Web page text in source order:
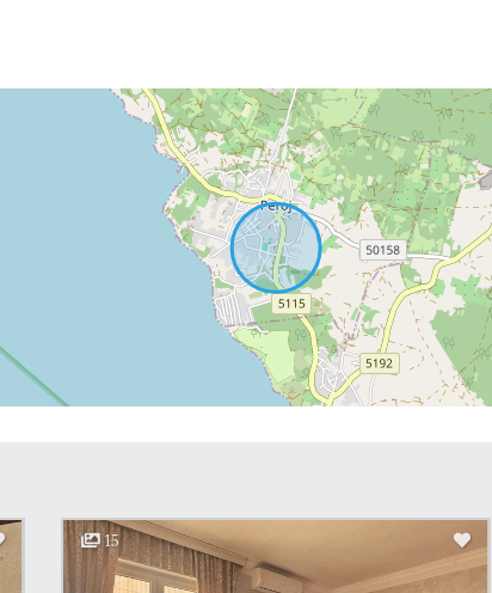
15